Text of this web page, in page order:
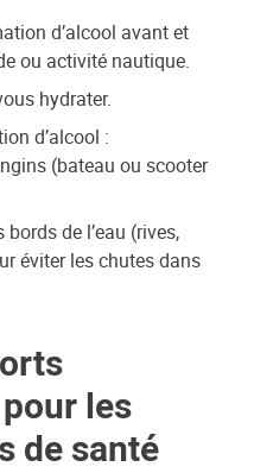
d’alcool avant et
ou activité nautique.
hydrater.
d’alcool :
(bateau ou scooter
de l’eau (rives,
éviter les chutes dans
les
de santé